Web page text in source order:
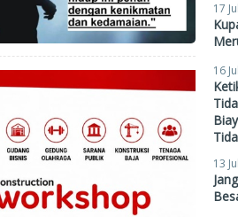
17
16
13